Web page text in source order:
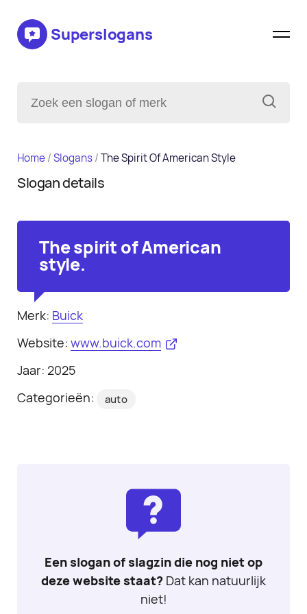
Superslogans
Home/Slogans/The Spirit Of American Style
Slogan details
The spirit of American
style.
Merk: Buick
Website: www.buick.com
Jaar: 2025
Categorieën:
auto
Een slogan of slagzin die nog niet op
deze website staat? Dat kan natuurlijk
niet!